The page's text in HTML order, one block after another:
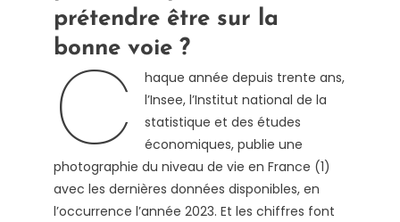
prétendre être sur la
bonne voie ?
C
haque année depuis trente ans,
l’Insee, l’Institut national de la
statistique et des études
économiques, publie une
photographie du niveau de vie en France (1)
avec les dernières données disponibles, en
l’occurrence l’année 2023. Et les chiffres font